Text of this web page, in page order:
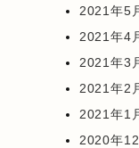
2021年5
2021年4
2021年3
2021年2
2021年1
2020年12